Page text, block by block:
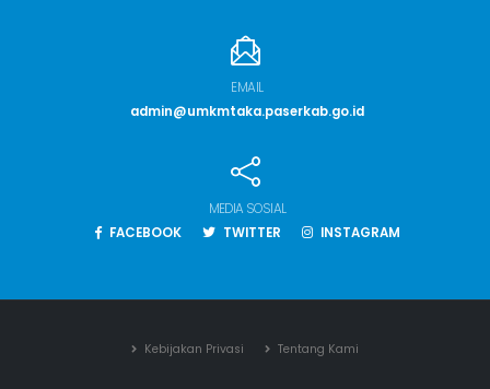
EMAIL
admin@umkmtaka.paserkab.go.id
MEDIA SOSIAL
FACEBOOK
TWITTER INSTAGRAM
Kebijakan Privasi Tentang Kami